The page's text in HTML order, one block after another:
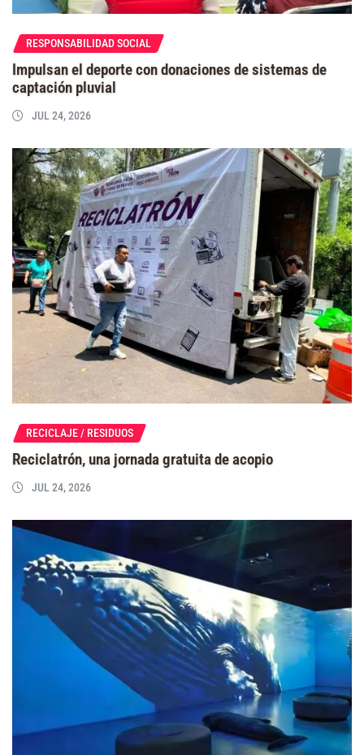
RESPONSABILIDAD SOCIAL
Impulsan el deporte con donaciones de sistemas de
captación pluvial
JUL 24, 2026
RECICLAJE / RESIDUOS
Reciclatrón, una jornada gratuita de acopio
JUL 24, 2026